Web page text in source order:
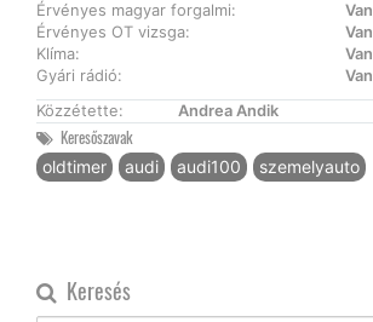
Érvényes magyar forgalmi:
Van
Érvényes OT vizsga:
Van
Klíma:
Van
Gyári rádió:
Van
Közzétette:
Andrea Andik
Keresőszavak
oldtimer audi audi100 szemelyauto
Keresés